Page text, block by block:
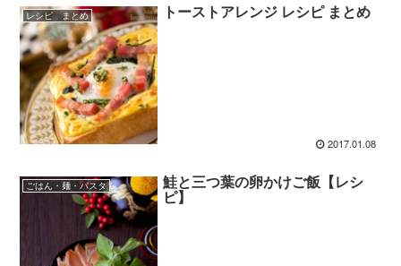
レシピ まとめ トーストアレンジ レシピ まとめ
2017.01.08
ごはん・麺・パスタ 鮭と三つ葉の卵かけご飯【レシ
ピ】